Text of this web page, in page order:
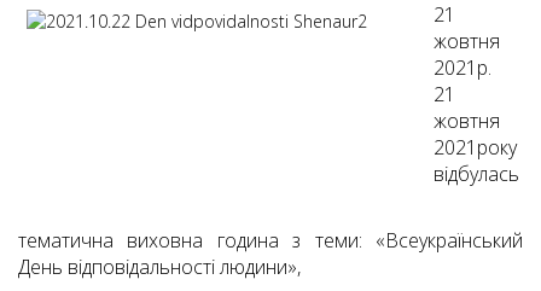
21
жовтня
2021р.
21
жовтня
2021року
відбулась
тематична виховна година з теми: «Всеукраїнський
День відповідальності людини»,